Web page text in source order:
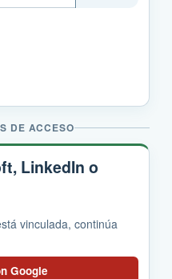
DE ACCESO
LinkedIn o
vinculada, continúa
Google